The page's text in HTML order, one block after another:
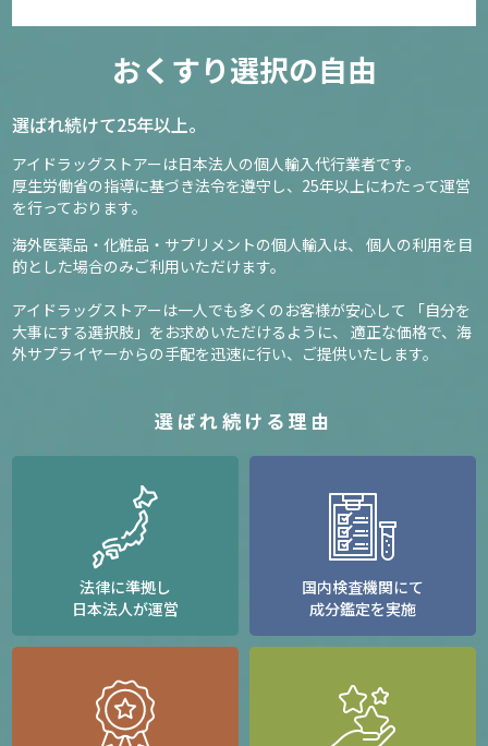
確認／選び直す
おくすり選択の自由
選ばれ続けて25年以上。
アイドラッグストアーは日本法人の個人輸入代行業者です。
厚生労働省の指導に基づき法令を遵守し、 25年以上にわたって運営
を行っております。
海外医薬品・化粧品・サプリメントの個人輸入は、 個人の利用を目
的とした場合のみご利用いただけます。
アイドラッグストアーは一人でも多くのお客様が安心して
「自分を
大事にする選択肢」をお求めいただけるように、 適正な価格で、海
外サプライヤーからの手配を迅速に行い、ご提供いたします。
選ばれ続ける理由
法律に準拠し
日本法人が運営
国内検査機関にて
成分鑑定を実施